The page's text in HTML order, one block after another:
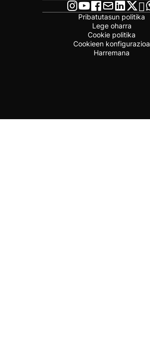
Pribatutasun politika
Lege oharra
Cookie politika
Cookieen konfigurazioa
Harremana